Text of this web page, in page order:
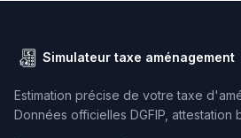
Simulateur taxe aménagement
Estimation précise de votre taxe
Données officielles DGFIP, attestation